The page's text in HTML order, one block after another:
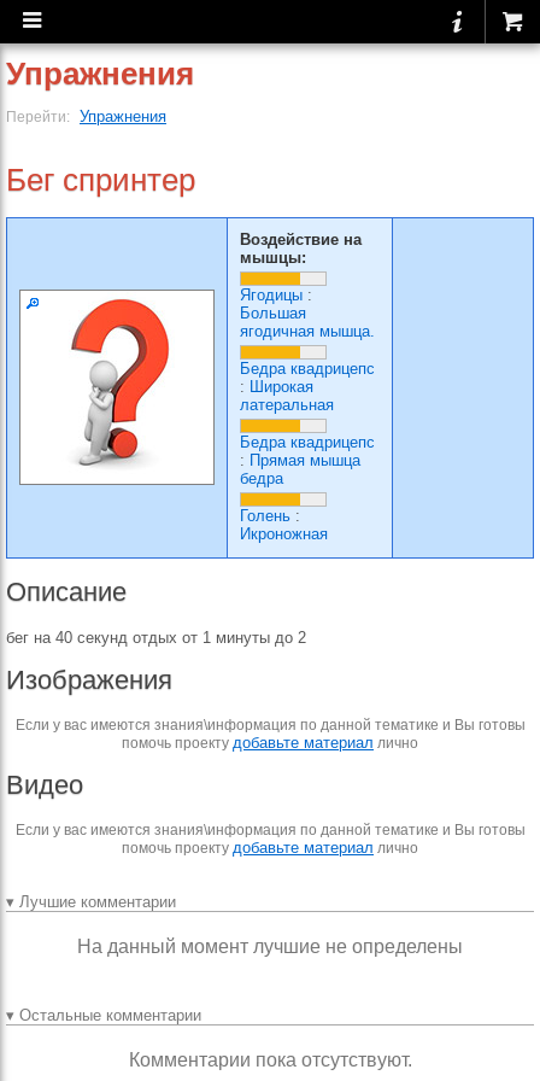
Упражнения
Перейти: Упражнения
Бег спринтер
Воздействие на
мышцы:
Ягодицы :
Большая
ягодичная мышца.
Бедра квадрицепс
: Широкая
латеральная
Бедра квадрицепс
: Прямая мышца
бедра
Голень :
Икроножная
Описание
бег на 40 секунд отдых от 1 минуты до 2
Изображения
Если у вас имеются знания\информация по данной тематике и Вы готовы
помочь проекту добавьте материал лично
Видео
Если у вас имеются знания\информация по данной тематике и Вы готовы
помочь проекту добавьте материал лично
▾ Лучшие комментарии
На данный момент лучшие не определены
▾ Остальные комментарии
Комментарии пока отсутствуют.